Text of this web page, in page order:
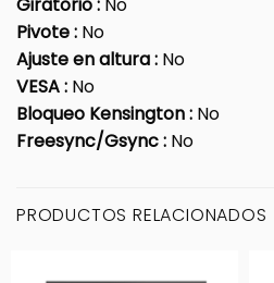
Giratorio : No
Pivote : No
Ajuste en altura : No
VESA : No
Bloqueo Kensington : No
Freesync/Gsync : No
PRODUCTOS RELACIONADOS